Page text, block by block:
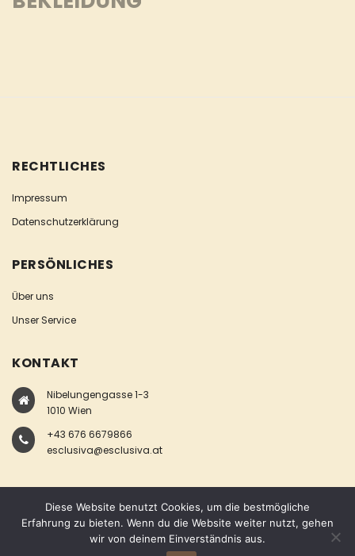
RECHTLICHES
Impressum
Datenschutzerklärung
PERSÖNLICHES
Über uns
Unser Service
KONTAKT
Nibelungengasse 1-3
1010 Wien
+43 676 6679866
esclusiva@esclusiva.at
COPYRIGHT © ESCLUSIVA
Diese Website benutzt Cookies, um die bestmögliche
Erfahrung zu bieten. Wenn du die Website weiter nutzt, gehen
wir von deinem Einverständnis aus.